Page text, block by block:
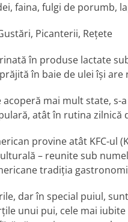
faina, fulgi de porumb,
Picanterii, Reţete
în produse lactate
în baie de ulei îşi
acoperă mai mult state,
atât în rutina zilnică
provine atât KFC-ul
– reunite sub
tradiţia
dar în special puiul,
unui pui, cele mai